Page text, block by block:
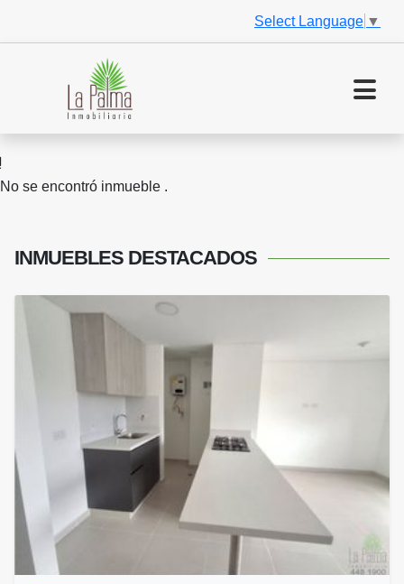
Select Language ▼
No se encontró inmueble .
INMUEBLES DESTACADOS